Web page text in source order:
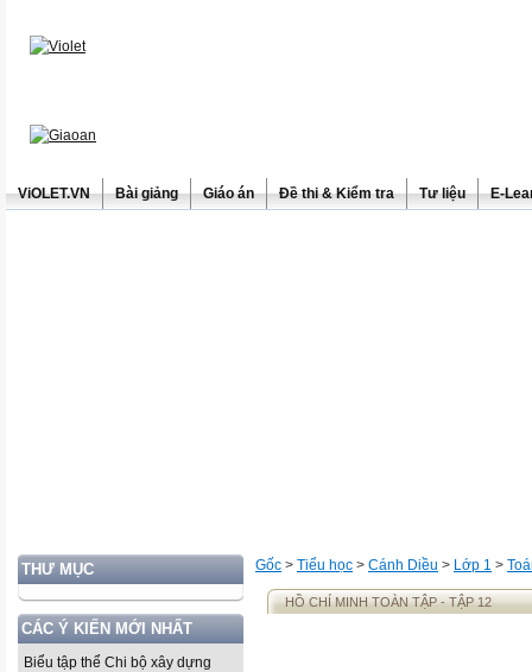
ViOLET.VN Bài giảng Giáo án Đề thi & Kiểm tra Tư liệu E-
THƯ MỤC
CÁC Ý KIẾN MỚI NHẤT
Biểu tập thể Chi bộ xây dựng
Gốc > Tiểu học > Cánh Diều > Lớp 1 >
HỒ CHÍ MINH TOÀN TẬP - TẬP 12